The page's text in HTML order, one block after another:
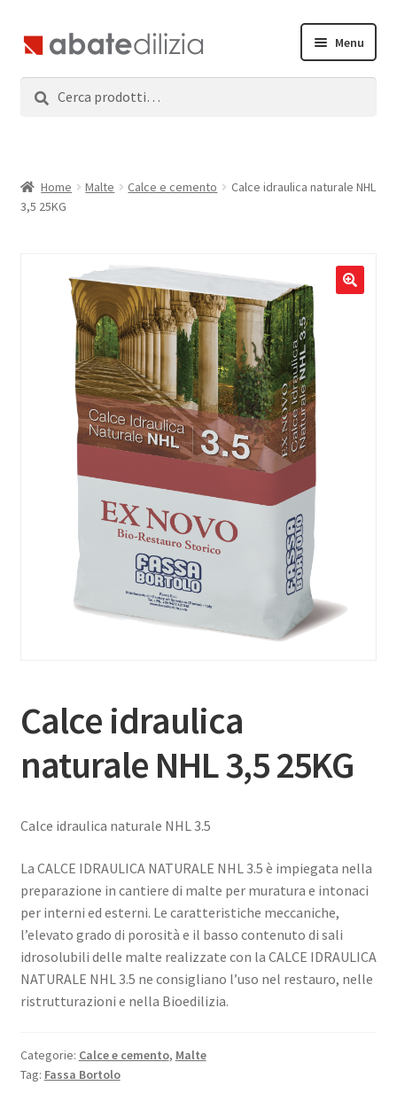
Vai
alla
navigazione
Vai
al
contenuto
Menu
child
Servizi
Contatti
Accedi
Registrati
Home Malte Calce e cemento
Calce idraulica naturale NHL
3,5 25KG
Calce idraulica
naturale NHL 3,5 25KG
Calce idraulica naturale NHL 3.5
La CALCE IDRAULICA NATURALE NHL 3.5 è impiegata nella
preparazione in cantiere di malte per muratura e intonaci
per interni ed esterni. Le caratteristiche meccaniche,
l’elevato grado di porosità e il basso contenuto di sali
idrosolubili delle malte realizzate con la CALCE IDRAULICA
NATURALE NHL 3.5 ne consigliano l’uso nel restauro, nelle
ristrutturazioni e nella Bioedilizia.
Categorie: Calce e cemento, Malte
Tag: Fassa Bortolo